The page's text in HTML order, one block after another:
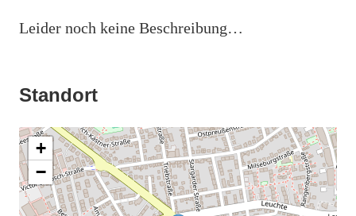
Leider noch keine Beschreibung…
Standort
+
−